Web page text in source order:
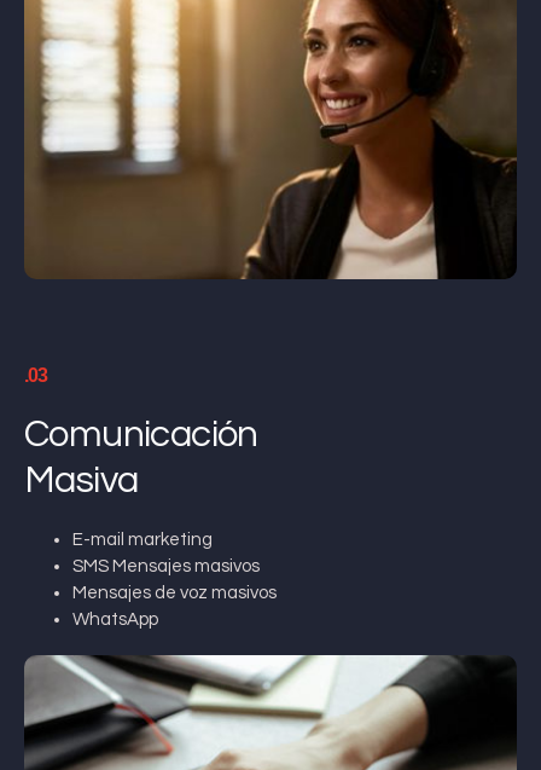
.03
Comunicación
Masiva
E-mail marketing
SMS Mensajes masivos
Mensajes de voz masivos
WhatsApp